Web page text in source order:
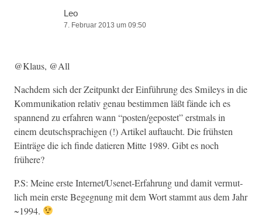
Leo
7. Februar 2013 um 09:50
@Klaus, @All
Nach­dem sich der Zeit­punkt der Ein­führung des Smi­leys in die
Kom­mu­nika­tion rel­a­tiv genau bes­tim­men läßt fände ich es
span­nend zu erfahren wann “posten/gepostet” erst­mals in
einem deutschsprachi­gen (!) Artikel auf­taucht. Die früh­sten
Ein­träge die ich finde datieren Mitte 1989. Gibt es noch
frühere?
P.S: Meine erste Inter­net/Usenet-Erfahrung und damit ver­mut­
lich mein erste Begeg­nung mit dem Wort stammt aus dem Jahr
~1994.